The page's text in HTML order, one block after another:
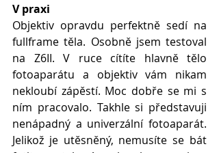
V praxi
Objektiv opravdu perfektně sedí na
fullframe těla. Osobně jsem testoval
na Z6II. V ruce cítíte hlavně tělo
fotoaparátu a objektiv vám nikam
nekloubí zápěstí. Moc dobře se mi s
ním pracovalo. Takhle si představuji
nenápadný a univerzální fotoaparát.
Jelikož je utěsněný, nemusíte se bát